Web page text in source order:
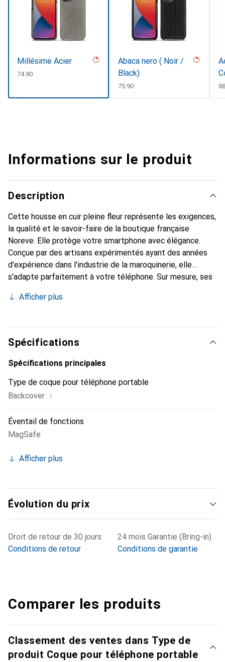
Millésime Acier
CHF
74.90
Abaca nero ( Noir /
Black)
CHF
75.90
Informations sur le produit
Description
Cette housse en cuir pleine fleur représente les exigences,
la qualité et le savoir-faire de la boutique française
Noreve. Elle protège votre smartphone avec élégance.
Conçue par des artisans expérimentés ayant des années
d'expérience dans l'industrie de la maroquinerie, elle
s'adapte parfaitement à votre téléphone. Sur mesure, ses
peau. Elle devient l'accessoire chic et indispensable pour
ses produits de haute qualité, la marque Noreve est un
choix fiable pour une clientèle exigeante.
Afficher plus
Spécifications
Spécifications principales
Type de coque pour téléphone portable
Backcover i
Éventail de fonctions
MagSafe
Afficher plus
Évolution du prix
Droit de retour de 30 jours
Conditions de retour
24 mois Garantie (Bring-in)
Conditions de garantie
Comparer les produits
Classement des ventes dans Type de
produit Coque pour téléphone portable